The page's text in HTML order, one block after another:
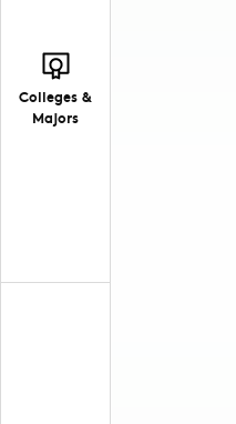
Colleges &
Majors